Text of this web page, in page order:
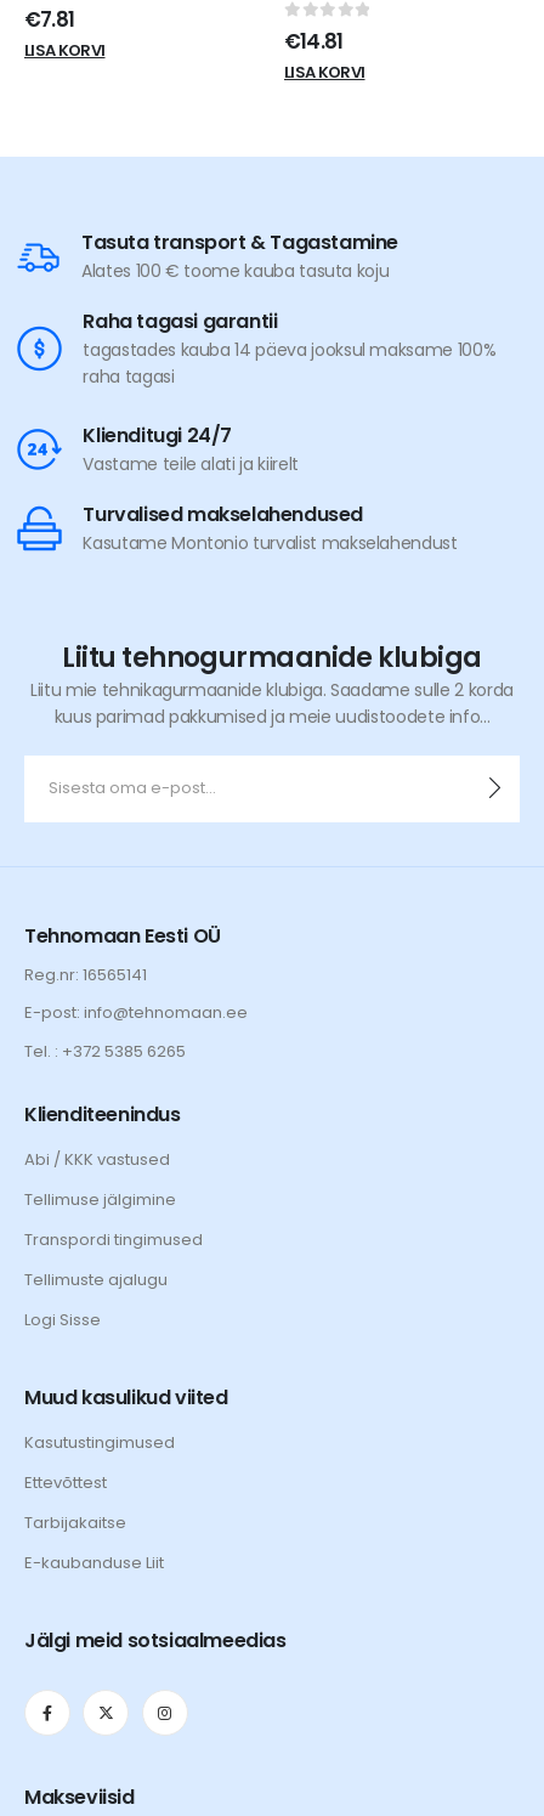
0out of 5
€7.81
LISA KORVI
0out of 5
€14.81
LISA KORVI
Tasuta transport & Tagastamine
Alates 100 € toome kauba tasuta koju
Raha tagasi garantii
tagastades kauba 14 päeva jooksul maksame 100%
raha tagasi
Klienditugi 24/7
Vastame teile alati ja kiirelt
Turvalised makselahendused
Kasutame Montonio turvalist makselahendust
Liitu tehnogurmaanide klubiga
Liitu mie tehnikagurmaanide klubiga. Saadame sulle 2 korda
kuus parimad pakkumised ja meie uudistoodete info...
Tehnomaan Eesti OÜ
Reg.nr: 16565141
E-post: info@tehnomaan.ee
Tel. : +372 5385 6265
Klienditeenindus
Abi / KKK vastused
Tellimuse jälgimine
Transpordi tingimused
Tellimuste ajalugu
Logi Sisse
Muud kasulikud viited
Kasutustingimused
Ettevõttest
Tarbijakaitse
E-kaubanduse Liit
Jälgi meid sotsiaalmeedias
Makseviisid